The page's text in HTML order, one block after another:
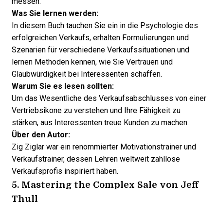
Was Sie lernen werden:
In diesem Buch tauchen Sie ein in die Psychologie des
erfolgreichen Verkaufs, erhalten Formulierungen und
Szenarien für verschiedene Verkaufssituationen und
lernen Methoden kennen, wie Sie Vertrauen und
Glaubwürdigkeit bei Interessenten schaffen.
Warum Sie es lesen sollten:
Um das Wesentliche des Verkaufsabschlusses von einer
Vertriebsikone zu verstehen und Ihre Fähigkeit zu
stärken, aus Interessenten treue Kunden zu machen.
Über den Autor:
Zig Ziglar war ein renommierter Motivationstrainer und
Verkaufstrainer, dessen Lehren weltweit zahllose
Verkaufsprofis inspiriert haben.
5. Mastering the Complex Sale von Jeff
Thull